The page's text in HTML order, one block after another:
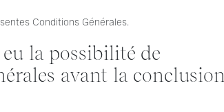
Conditions Générales.
la possibilité de
avant la conclusion